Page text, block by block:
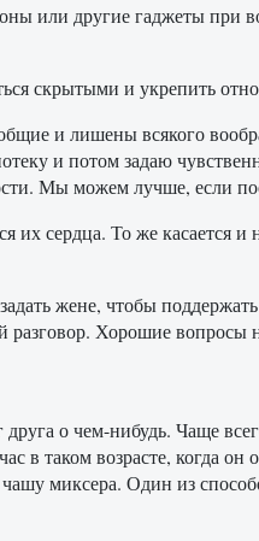
или другие гаджеты при
скрытыми и укрепить
и лишены всякого
и потом задаю
Мы можем лучше, если
сердца. То же касается и
жене, чтобы
Хорошие
о чем-нибудь. Чаще
в таком возрасте, когда
миксера. Один из